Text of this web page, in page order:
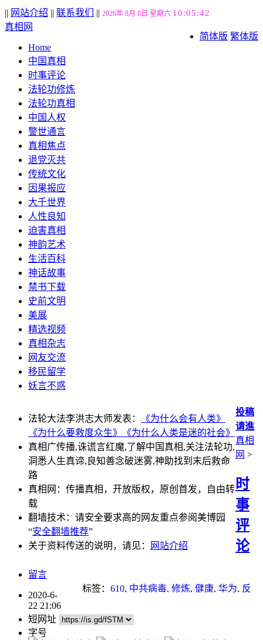
|| 网站介绍 || 联系我们 || 2026年 8月 8日 星期六 10:05:43
简体版 繁体版
真相网
Home
中国真相
时事评论
法轮功修炼
法轮功真相
中国人权
警世通言
真相焦点
退党灭共
传统文化
因果报应
大千世界
人性良知
迫害真相
神韵艺术
生活百科
神话故事
禁书下载
史前文明
美展
精选视频
真相杂志
网友交流
移民留学
妖言不惑
法轮大法李洪志大师发表：
《为什么会有人类》
《为什么要救度众生》
《为什么人类是迷的社会》
真相广传播,诛谎言红魔,了解中国真相,关注法轮功,
洞悉人生真谛,良知善念破迷雾,神助找到末后救命
路
真相网：传播真相，开放版权，原创首发，自由转
载
翻墙技术：请安全要求高的网友重点参阅美博园
“安全翻墙推荐”
关于资料传送的说明，请见：
网站介绍
投稿
请進
真相
网 >
时
事
评
论
留言
标签： 610, 中共病毒, 修炼, 健康, 华为, 反
经济,迫害,重点推荐
2020-6-
22 21:06
短网址
字号